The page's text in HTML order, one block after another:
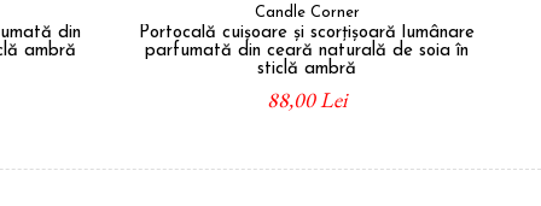
din
ambră
Candle Corner
Portocală cuișoare și scorțișoară lumânare
parfumată din ceară naturală de soia în
sticlă ambră
88,00 Lei